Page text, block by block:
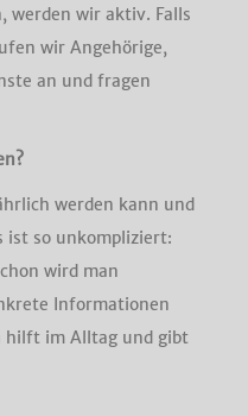
werden wir aktiv. Falls
wir Angehörige,
an und fragen
werden kann und
ist so unkompliziert:
wird man
Informationen
hilft im Alltag und gibt